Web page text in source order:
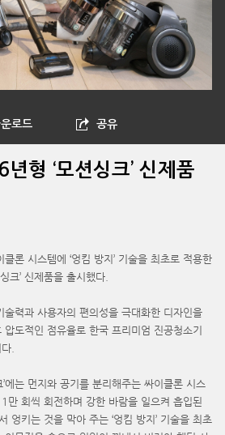
로드 공유
형 ‘모션싱크’ 신제품
론 시스템에 ‘엉킴 방지’ 기술을 최초로 적용한
크’ 신제품을 출시했다.
술력과 사용자의 편의성을 극대화한 디자인을
도적인 점유율로 한국 프리미엄 진공청소기
.
에는 먼지와 공기를 분리해주는 싸이클론 시스
만 회씩 회전하며 강한 바람을 일으켜 흡입된
엉키는 것을 막아 주는 ‘엉킴 방지’ 기술을 최초